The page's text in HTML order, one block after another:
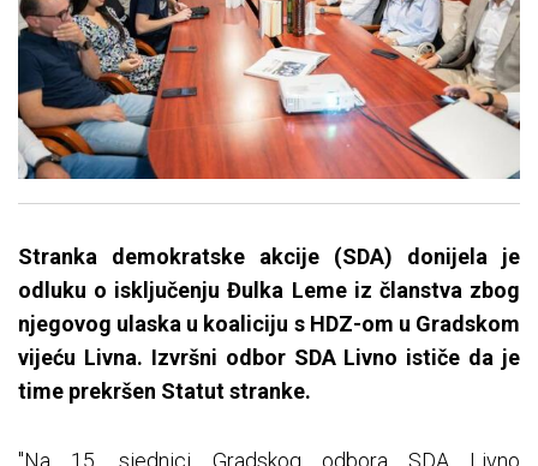
Stranka demokratske akcije (SDA) donijela je
odluku o isključenju Đulka Leme iz članstva zbog
njegovog ulaska u koaliciju s HDZ-om u Gradskom
vijeću Livna. Izvršni odbor SDA Livno ističe da je
time prekršen Statut stranke.
"Na 15. sjednici Gradskog odbora SDA Livno